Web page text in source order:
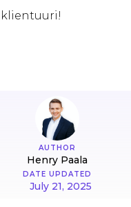
AUTHOR
Henry Paala
DATE UPDATED
July 21, 2025